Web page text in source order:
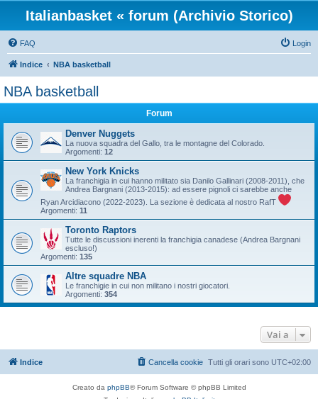
Italianbasket « forum (Archivio Storico)
FAQ Login
Indice NBA basketball
NBA basketball
Forum
Denver Nuggets
La nuova squadra del Gallo, tra le montagne del Colorado.
Argomenti: 12
New York Knicks
La franchigia in cui hanno militato sia Danilo Gallinari (2008-2011), che
Andrea Bargnani (2013-2015): ad essere pignoli ci sarebbe anche
Ryan Arcidiacono (2022-2023). La sezione è dedicata al nostro RafT
Argomenti: 11
Toronto Raptors
Tutte le discussioni inerenti la franchigia canadese (Andrea Bargnani
escluso!)
Argomenti: 135
Altre squadre NBA
Le franchigie in cui non militano i nostri giocatori.
Argomenti: 354
Vai a
Indice Tutti gli orari sono UTC+02:00
Cancella cookie
Creato da phpBB® Forum Software © phpBB Limited